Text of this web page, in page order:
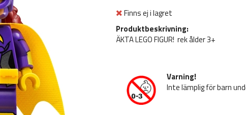
Finns ej i lagret
Produktbeskrivning:
ÄKTA LEGO FIGUR! rek ålder 3+
Varning!
Inte lämplig för barn